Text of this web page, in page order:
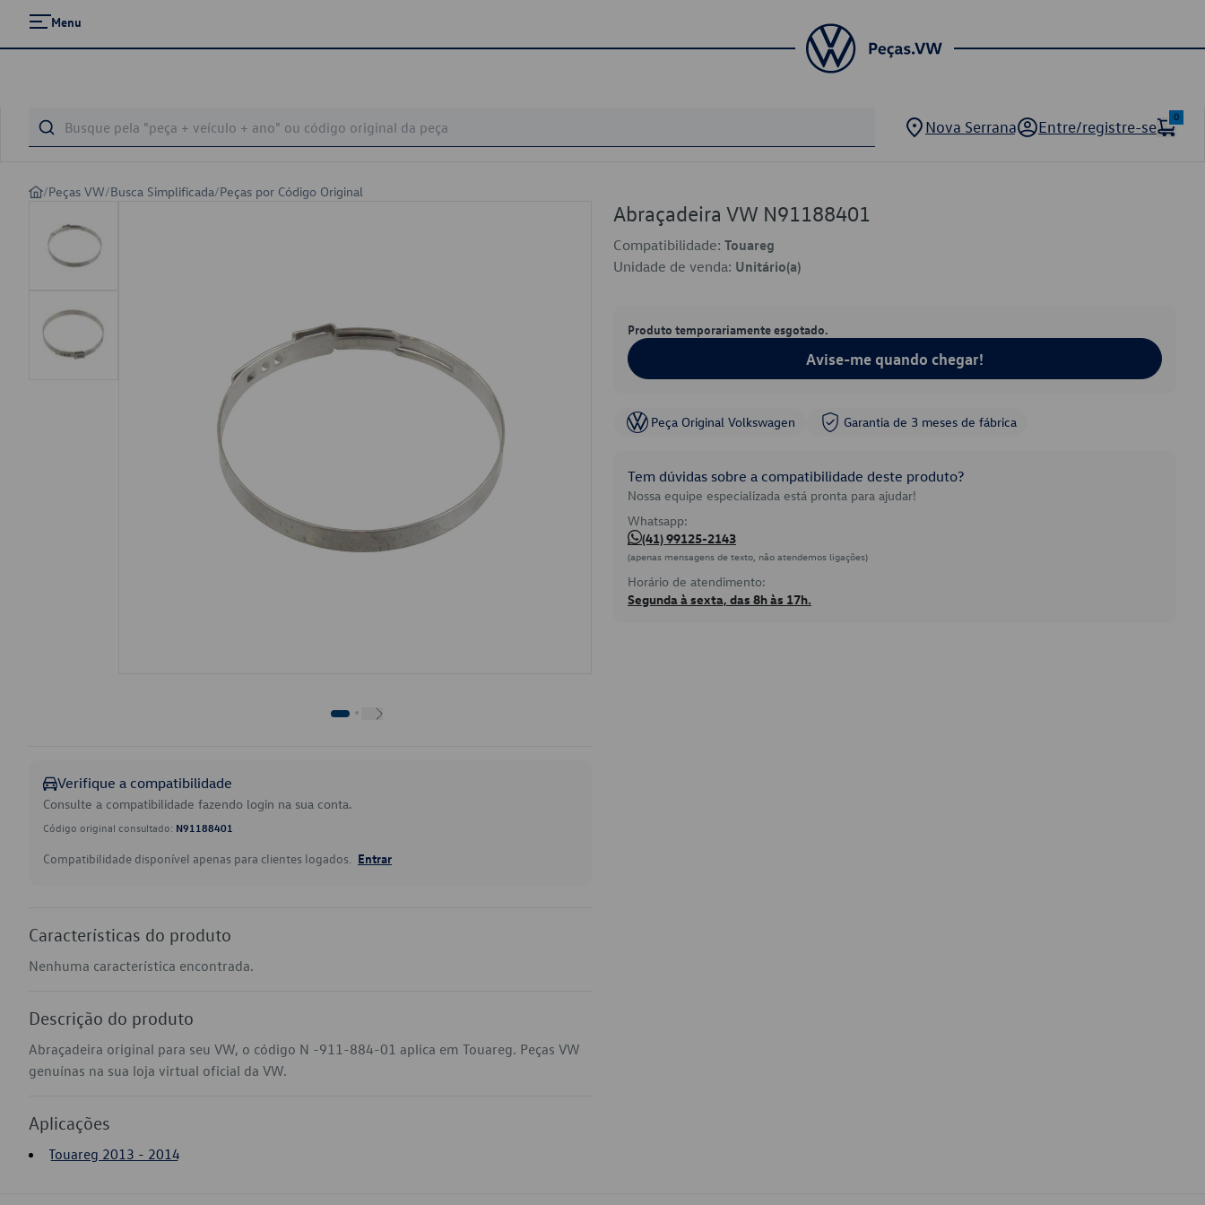
Menu
Nova Serrana Entre/registre-se
0
/Peças VW/Busca Simplificada/Peças por Código Original
Verifique a compatibilidade
Consulte a compatibilidade fazendo login na sua conta.
Código original consultado: N91188401
Compatibilidade disponível apenas para clientes logados. Entrar
Características do produto
Nenhuma característica encontrada.
Descrição do produto
Abraçadeira original para seu VW, o código N -911-884-01 aplica em Touareg. Peças VW
genuínas na sua loja virtual oficial da VW.
Aplicações
Touareg 2013 - 2014
Abraçadeira VW N91188401
Compatibilidade: Touareg
Unidade de venda: Unitário(a)
Produto temporariamente esgotado.
Avise-me quando chegar!
Peça Original Volkswagen Garantia de 3 meses de fábrica
Tem dúvidas sobre a compatibilidade deste produto?
Nossa equipe especializada está pronta para ajudar!
Whatsapp:
(41) 99125-2143
(apenas mensagens de texto, não atendemos ligações)
Horário de atendimento:
Segunda à sexta, das 8h às 17h.